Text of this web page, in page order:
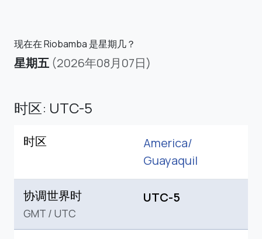
现在在 Riobamba 是星期几？
星期五 (2026年08月07日)
时区: UTC-5
时区
America/
Guayaquil
协调世界时
GMT / UTC
UTC-5